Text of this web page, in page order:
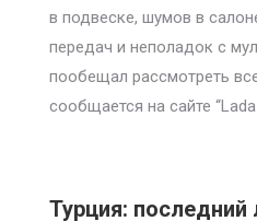
в подвеске, шумов в
передач и неполадок с
пообещал рассмотреть
сообщается на сайте
Турция: